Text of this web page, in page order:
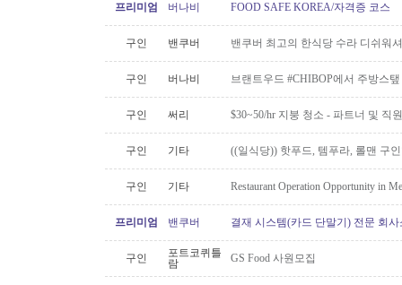
프리미엄 버나비 FOOD SAFE KOREA/자격증 코스
구인 밴쿠버 밴쿠버 최고의 한식당 수라 디쉬워
구인 버나비 브랜트우드 #CHIBOP에서 주방스
구인 써리 $30~50/hr 지붕 청소 - 파트너 및 직
구인 기타 ((일식당)) 핫푸드, 템푸라, 롤맨 구
구인 기타 Restaurant Operation Opportunity in
프리미엄 밴쿠버 결재 시스템(카드 단말기) 전문 회
구인
포트코퀴틀
람
GS Food 사원모집